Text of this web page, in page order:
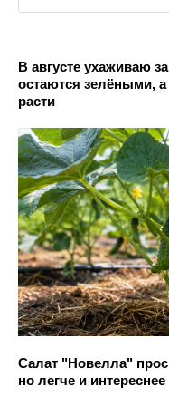
В августе ухаживаю
остаются зелёными,
расти
Салат "Новелла"
но легче и интереснее